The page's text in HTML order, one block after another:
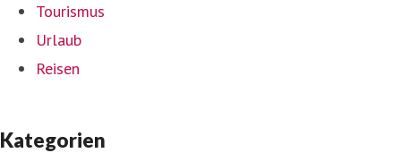
Tourismus
Urlaub
Reisen
Kategorien